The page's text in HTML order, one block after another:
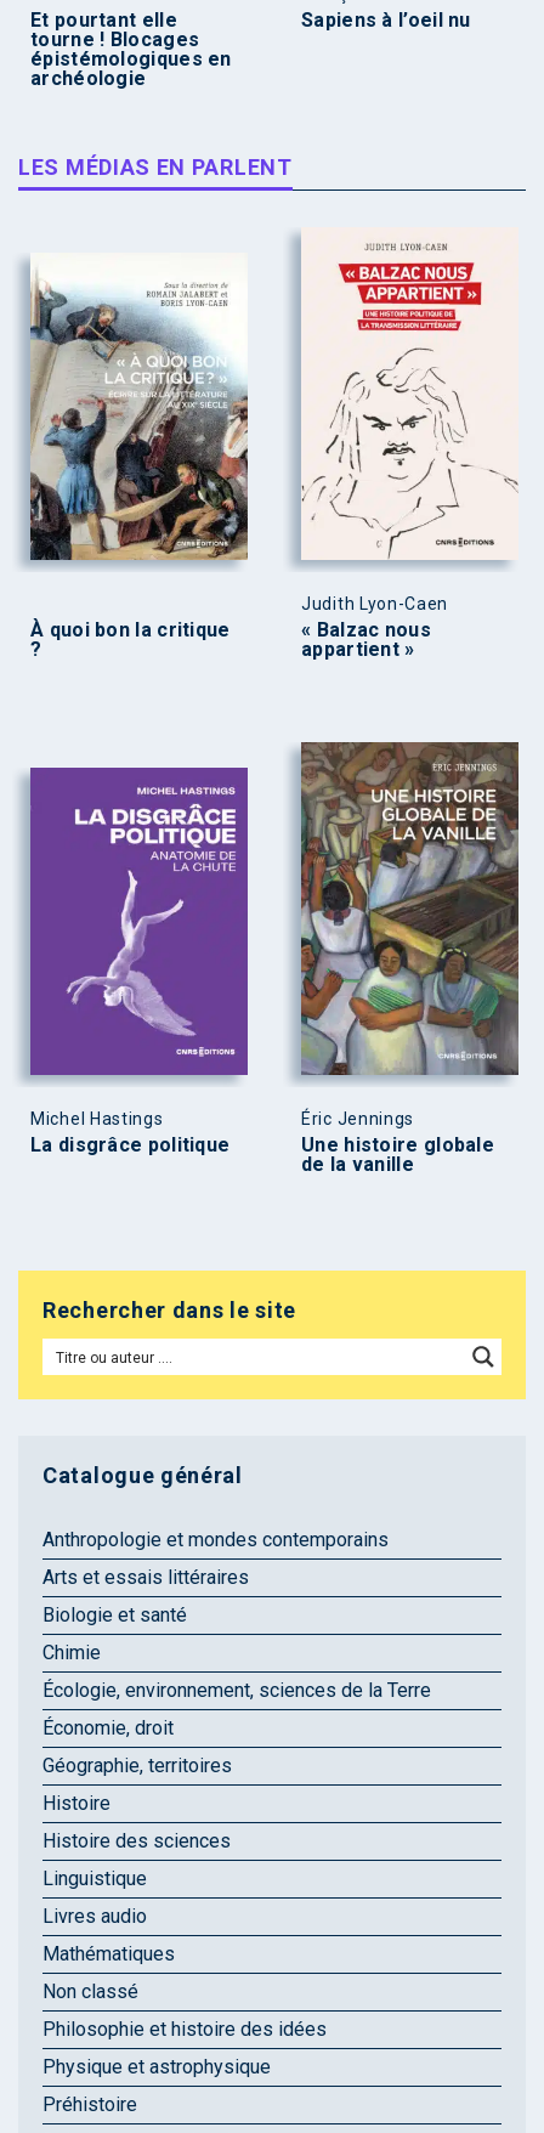
Et pourtant elle
tourne ! Blocages
épistémologiques en
archéologie
Sapiens à l’oeil nu
LES MÉDIAS EN PARLENT
À quoi bon la critique
?
Judith Lyon-Caen
« Balzac nous
appartient »
Michel Hastings
La disgrâce politique
Éric Jennings
Une histoire globale
de la vanille
Rechercher dans le site
Catalogue général
Anthropologie et mondes contemporains
Arts et essais littéraires
Biologie et santé
Chimie
Écologie, environnement, sciences de la Terre
Économie, droit
Géographie, territoires
Histoire
Histoire des sciences
Linguistique
Livres audio
Mathématiques
Non classé
Philosophie et histoire des idées
Physique et astrophysique
Préhistoire